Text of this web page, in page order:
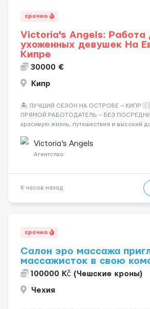
срочно
Victoria's Angels: Работа
ухоженных девушек На
Кипре
30000 €
Кипр
🏝️ ЛУЧШИЙ СЕЗОН НА ОСТРОВЕ — КИПР
ПРЯМОЙ РАБОТОДАТЕЛЬ — БЕЗ
красивую жизнь, путешествия и высокий
Опытная команда с годами практики —
клиентов (без ...
Victoria's Angels
Агентство
6 часов назад
срочно
Салон эро массажа
массажисток в свою
100000 Kč (Чешские кроны)
Чехия